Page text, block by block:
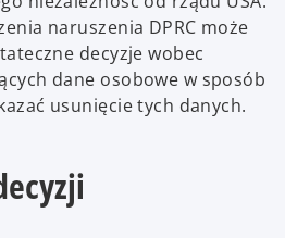
naruszenia DPRC może
decyzje wobec
dane osobowe w sposób
usunięcie tych danych.